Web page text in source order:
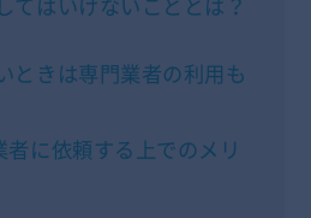
ときは専門業者の利用も
に依頼する上でのメリ